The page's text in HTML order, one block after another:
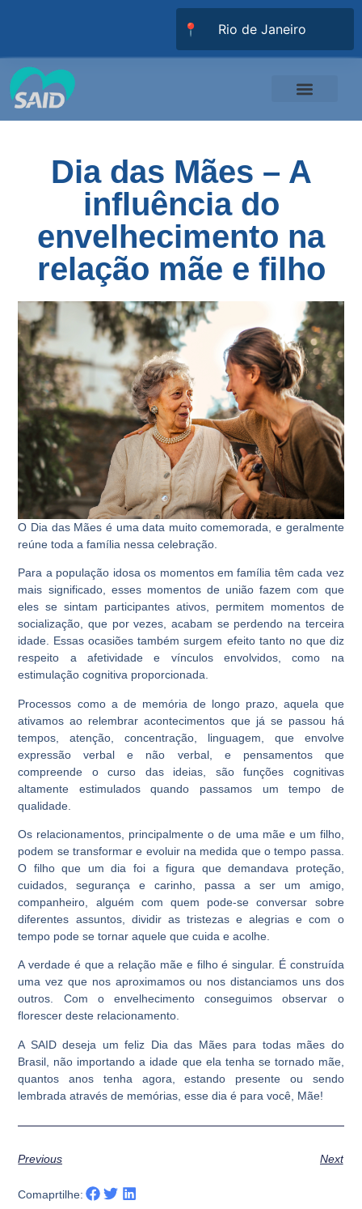
📍
Dia das Mães – A
influência do
envelhecimento na
relação mãe e filho
O Dia das Mães é uma data muito comemorada, e geralmente
reúne toda a família nessa celebração.
Para a população idosa os momentos em família têm cada vez
mais significado, esses momentos de união fazem com que
eles se sintam participantes ativos, permitem momentos de
socialização, que por vezes, acabam se perdendo na terceira
idade. Essas ocasiões também surgem efeito tanto no que diz
respeito a afetividade e vínculos envolvidos, como na
estimulação cognitiva proporcionada.
Processos como a de memória de longo prazo, aquela que
ativamos ao relembrar acontecimentos que já se passou há
tempos, atenção, concentração, linguagem, que envolve
expressão verbal e não verbal, e pensamentos que
compreende o curso das ideias, são funções cognitivas
altamente estimulados quando passamos um tempo de
qualidade.
Os relacionamentos, principalmente o de uma mãe e um filho,
podem se transformar e evoluir na medida que o tempo passa.
O filho que um dia foi a figura que demandava proteção,
cuidados, segurança e carinho, passa a ser um amigo,
companheiro, alguém com quem pode-se conversar sobre
diferentes assuntos, dividir as tristezas e alegrias e com o
tempo pode se tornar aquele que cuida e acolhe.
A verdade é que a relação mãe e filho é singular. É construída
uma vez que nos aproximamos ou nos distanciamos uns dos
outros. Com o envelhecimento conseguimos observar o
florescer deste relacionamento.
A SAID deseja um feliz Dia das Mães para todas mães do
Brasil, não importando a idade que ela tenha se tornado mãe,
quantos anos tenha agora, estando presente ou sendo
lembrada através de memórias, esse dia é para você, Mãe!
Previous Next
Comaprtilhe: